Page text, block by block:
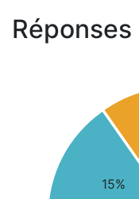
15%